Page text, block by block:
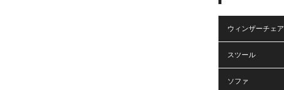
ウィンザーチェア
スツール
ソファ